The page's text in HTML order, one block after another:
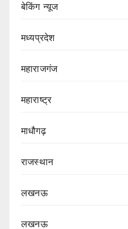
बेकिंग न्यूज
मध्यप्रदेश
महाराजगंज
महाराष्ट्र
माधौगढ़
राजस्थान
लखनऊ
लखनऊ